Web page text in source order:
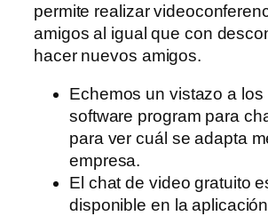
permite realizar
amigos al igual que con
hacer nuevos amigos.
Echemos un vistazo a los
software program para
para ver cuál se adapta
empresa.
El chat de video gratuito
disponible en la